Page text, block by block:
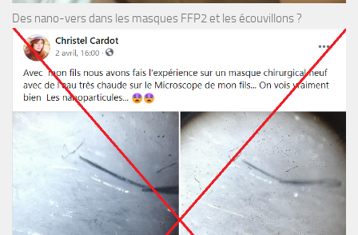
Des nano-vers dans les masques FFP2 et les écouvillons ?